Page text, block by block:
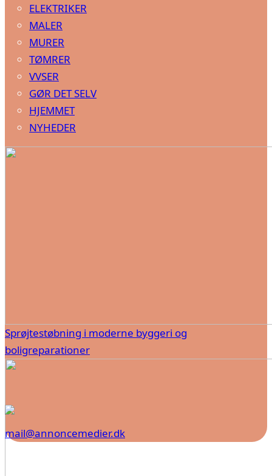
ELEKTRIKER
MALER
MURER
TØMRER
VVSER
GØR DET SELV
HJEMMET
NYHEDER
Sprøjtestøbning i moderne byggeri og
boligreparationer
mail@annoncemedier.dk